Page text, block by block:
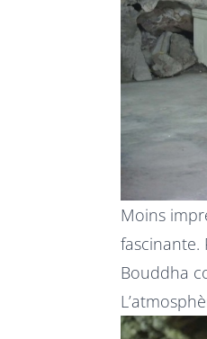
Moins
fascinante.
Bouddha